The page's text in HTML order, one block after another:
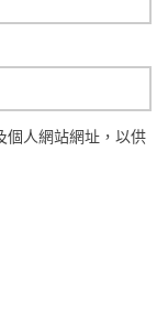
個人網站網址，以供